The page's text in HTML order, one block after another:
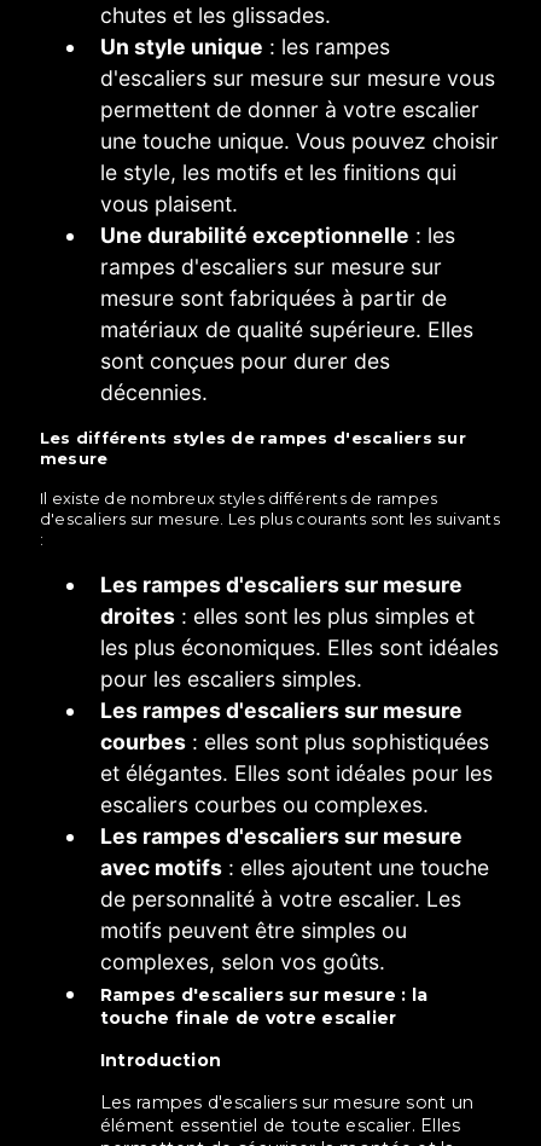
chutes et les glissades.
Un style unique : les rampes
d'escaliers sur mesure sur mesure vous
permettent de donner à votre escalier
une touche unique. Vous pouvez choisir
le style, les motifs et les finitions qui
vous plaisent.
Une durabilité exceptionnelle : les
rampes d'escaliers sur mesure sur
mesure sont fabriquées à partir de
matériaux de qualité supérieure. Elles
sont conçues pour durer des
décennies.
Les différents styles de rampes d'escaliers sur
mesure
Il existe de nombreux styles différents de rampes
d'escaliers sur mesure. Les plus courants sont les suivants
:
Les rampes d'escaliers sur mesure
droites: elles sont les plus simples et
les plus économiques. Elles sont idéales
pour les escaliers simples.
Les rampes d'escaliers sur mesure
courbes: elles sont plus sophistiquées
et élégantes. Elles sont idéales pour les
escaliers courbes ou complexes.
Les rampes d'escaliers sur mesure
avec motifs: elles ajoutent une touche
de personnalité à votre escalier. Les
motifs peuvent être simples ou
complexes, selon vos goûts.
rampes d'escaliers sur mesure : la
touche finale de votre escalier
Introduction
Les rampes d'escaliers sur mesure sont un
élément essentiel de toute escalier. Elles